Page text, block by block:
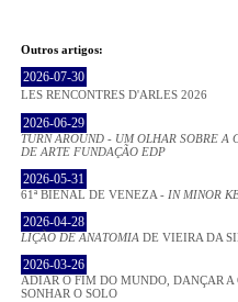
Outros artigos:
2026-07-30
LES RENCONTRES D'ARLES 2026
2026-06-29
TURN AROUND - UM OLHAR SOBRE A
DE ARTE FUNDAÇÃO EDP
2026-05-31
61ª BIENAL DE VENEZA - IN MINOR
2026-04-28
LIÇÃO DE ANATOMIA DE VIEIRA DA
2026-03-26
ADIAR O FIM DO MUNDO, DANÇAR A
SONHAR O SOLO